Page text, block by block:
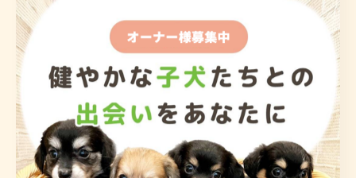
います。日々のちょっとした手間が、写真映えする美し
いまんまるアフロに繋がります。
まんまるアフロを保つブラッシングのコツと注意点
アフロカットのまんまるシルエットを長く楽しむために
は、ブラッシングのコツを押さえておくことが重要で
す。まず、ブラッシングは毎日同じ時間に行うことで、